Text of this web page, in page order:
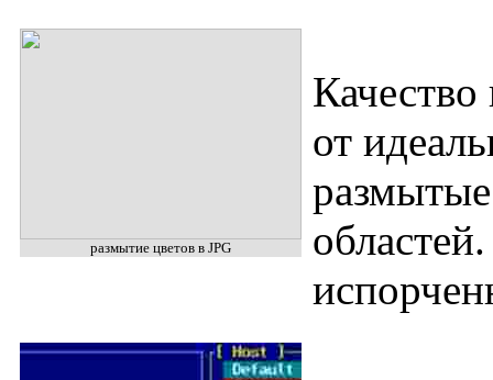
размытие цветов в JPG
Качество
от